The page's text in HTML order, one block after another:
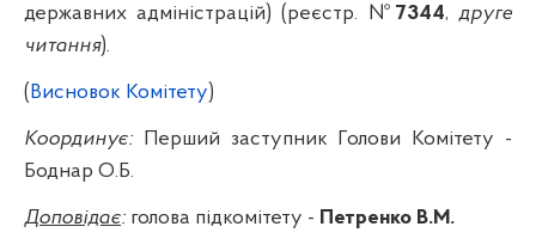
державних адміністрацій)(реєстр. № 7344,друге
читання).
( Висновок Комітету)
Координує: Перший заступник Голови Комітету -
Боднар О.Б.
Доповідає: голова підкомітету - Петренко В.М.